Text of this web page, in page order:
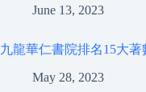
June 13, 2023
九龍華仁書院排名15大著
May 28, 2023